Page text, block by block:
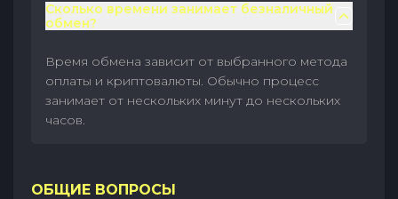
Сколько времени занимает безналичный
обмен?
Время обмена зависит от выбранного метода
оплаты и криптовалюты. Обычно процесс
занимает от нескольких минут до нескольких
часов.
ОБЩИЕ ВОПРОСЫ